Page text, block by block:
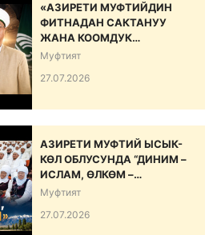
«АЗИРЕТИ МУФТИЙДИН
ФИТНАДАН САКТАНУУ
ЖАНА КООМДУК
ЫНТЫМАКТЫ БЕКЕМДӨӨ
Муфтият
27.07.2026
АЗИРЕТИ МУФТИЙ ЫСЫК-
КӨЛ ОБЛУСУНДА “ДИНИМ –
ИСЛАМ, ӨЛКӨМ –
КЫРГЫЗСТАН” АТТУУ ИШ-
Муфтият
27.07.2026